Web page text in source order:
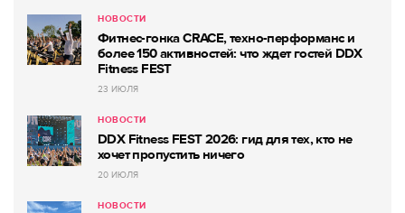
НОВОСТИ
Фитнес-гонка CRACE, техно-перформанс и
более 150 активностей: что ждет гостей DDX
Fitness FEST
23 ИЮЛЯ
НОВОСТИ
DDX Fitness FEST 2026: гид для тех, кто не
хочет пропустить ничего
20 ИЮЛЯ
НОВОСТИ